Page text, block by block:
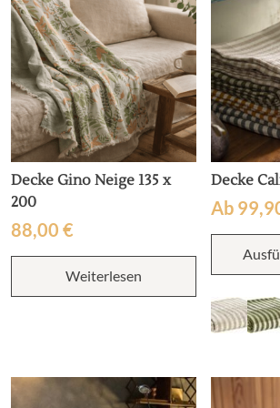
auf
der
Produktseite
gewählt
werden
Decke Gino Neige 135 x
200
88,00 €
Weiterlesen
Decke
Ab